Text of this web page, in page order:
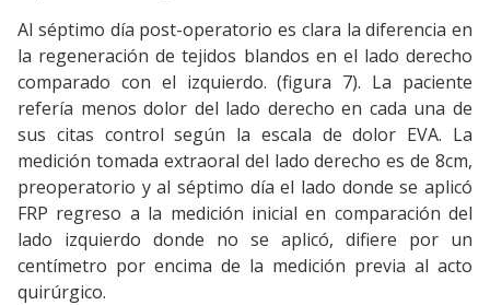
Al séptimo día post-operatorio es clara la diferencia en
la regeneración de tejidos blandos en el lado derecho
comparado con el izquierdo. (figura 7). La paciente
refería menos dolor del lado derecho en cada una de
sus citas control según la escala de dolor EVA. La
medición tomada extraoral del lado derecho es de 8cm,
preoperatorio y al séptimo día el lado donde se aplicó
FRP regreso a la medición inicial en comparación del
lado izquierdo donde no se aplicó, difiere por un
centímetro por encima de la medición previa al acto
quirúrgico.